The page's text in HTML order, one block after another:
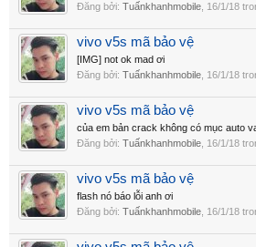
Đăng bởi: Tuấnkhanhmobile 16/1/18
vivo v5s mã bảo vệ
[IMG] not ok mad ơi
Đăng bởi: Tuấnkhanhmobile 16/1/18
vivo v5s mã bảo vệ
của em bản crack không có mục auto
Đăng bởi: Tuấnkhanhmobile 16/1/18
vivo v5s mã bảo vệ
flash nó báo lỗi anh ơi
Đăng bởi: Tuấnkhanhmobile 16/1/18